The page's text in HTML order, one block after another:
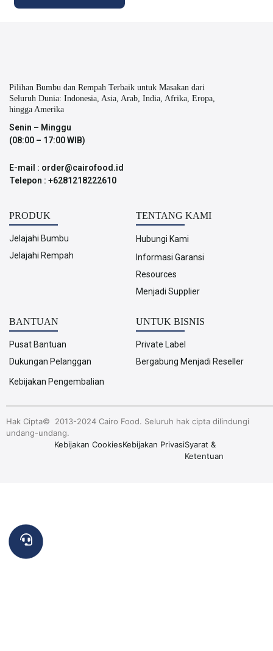
Pilihan Bumbu dan Rempah Terbaik untuk Masakan dari
Seluruh Dunia: Indonesia, Asia, Arab, India, Afrika, Eropa,
hingga Amerika
Senin – Minggu
(08:00 – 17:00 WIB)
E-mail : order@cairofood.id
Telepon : +6281218222610
PRODUK
Jelajahi Bumbu
Jelajahi Rempah
TENTANG KAMI
Hubungi Kami
Informasi Garansi
Resources
Menjadi Supplier
BANTUAN
Pusat Bantuan
Dukungan Pelanggan
Kebijakan Pengembalian
UNTUK BISNIS
Private Label
Bergabung Menjadi Reseller
Hak Cipta© 2013-2024 Cairo Food. Seluruh hak cipta dilindungi
undang-undang.
Kebijakan CookiesKebijakan PrivasiSyarat &
Ketentuan